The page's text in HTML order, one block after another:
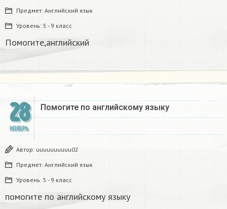
Предмет: Английский язык
Уровень: 5 - 9 класс
Помогите,английский
28
НОЯБРЬ
Помогите по английскому языку
Автор: uuuuuuuuuu02
Предмет: Английский язык
Уровень: 5 - 9 класс
помогите по английскому языку